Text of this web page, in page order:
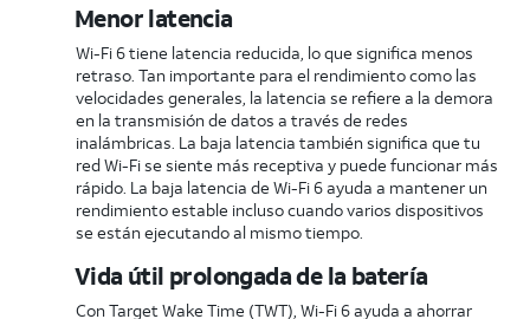
Menor latencia
Wi-Fi 6 tiene latencia reducida, lo que significa menos
retraso. Tan importante para el rendimiento como las
velocidades generales, la latencia se refiere a la demora
en la transmisión de datos a través de redes
inalámbricas. La baja latencia también significa que tu
red Wi-Fi se siente más receptiva y puede funcionar más
rápido. La baja latencia de Wi-Fi 6 ayuda a mantener un
rendimiento estable incluso cuando varios dispositivos
se están ejecutando al mismo tiempo.
Vida útil prolongada de la batería
Con Target Wake Time (TWT), Wi-Fi 6 ayuda a ahorrar